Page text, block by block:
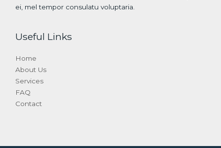
ei, mel tempor consulatu voluptaria.
Useful Links
Home
About Us
Services
FAQ
Contact